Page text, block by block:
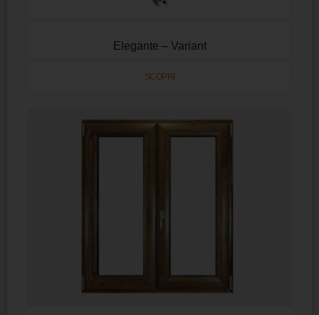
Elegante – Variant
SCOPRI